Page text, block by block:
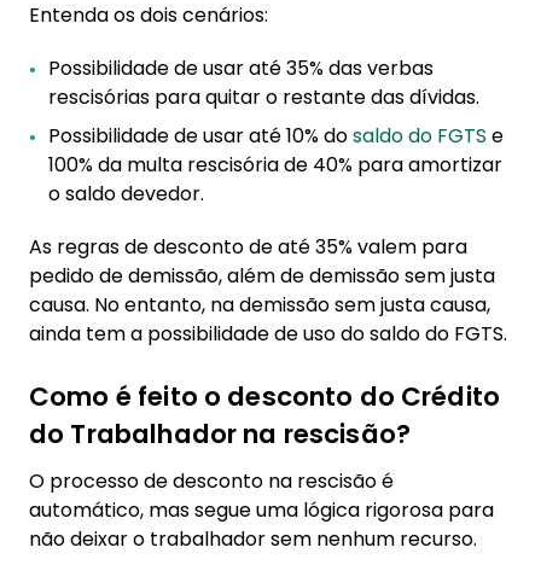
Entenda os dois cenários:
Possibilidade de usar até 35% das verbas
rescisórias para quitar o restante das dívidas.
Possibilidade de usar até 10% dosaldo do FGTS e
100% da multa rescisória de 40% para amortizar
o saldo devedor.
As regras de desconto de até 35% valem para
pedido de demissão, além de demissão sem justa
causa. No entanto, na demissão sem justa causa,
ainda tem a possibilidade de uso do saldo do FGTS.
Como é feito o desconto do Crédito
do Trabalhador na rescisão?
O processo de desconto na rescisão é
automático, mas segue uma lógica rigorosa para
não deixar o trabalhador sem nenhum recurso.